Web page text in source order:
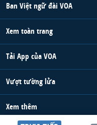
Ban Việt ngữ đài VOA
Xem toàn trang
Tải App của VOA
Vượt tường lửa
Xem thêm